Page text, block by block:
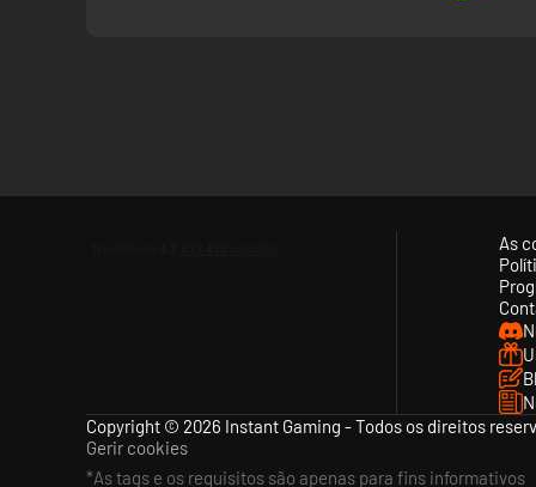
EXPLORA UM MUNDO QUE MUDA A
As
Copyright © 2026 Instant Gaming - Todos os direitos
Gerir cookies
*As tags e os requisitos são apenas para fins informativos